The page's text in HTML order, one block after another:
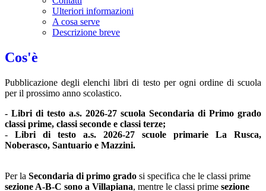
Ulteriori informazioni
A cosa serve
Descrizione breve
Cos'è
Pubblicazione degli elenchi libri di testo per ogni ordine di scuola
per il prossimo anno scolastico.
- Libri di testo a.s. 2026-27 scuola Secondaria di Primo grado
classi prime, classi seconde e classi terze;
- Libri di testo a.s. 2026-27 scuole primarie La Rusca,
Noberasco, Santuario e Mazzini.
Per la Secondaria di primo grado si specifica che le classi prime
sezione A-B-C sono a Villapiana, mentre le classi prime sezione